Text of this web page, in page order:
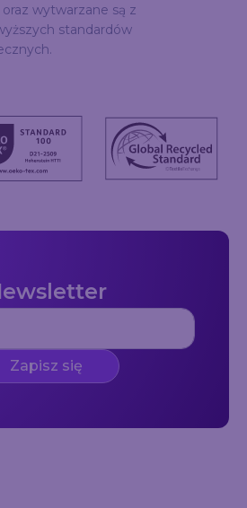
wytwarzane są z
standardów
Zapisz się